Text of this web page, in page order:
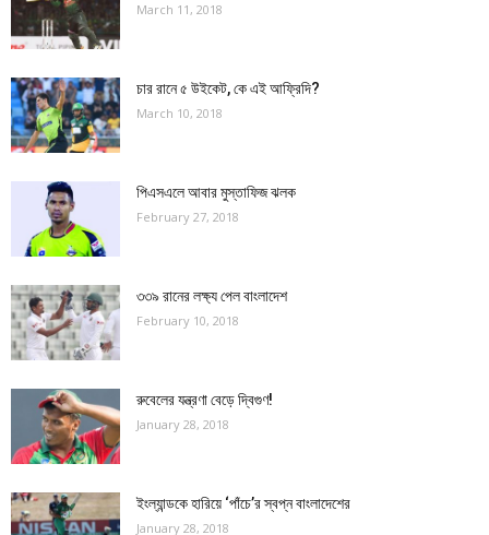
March 11, 2018
চার রানে ৫ উইকেট, কে এই আফ্রিদি?
March 10, 2018
পিএসএলে আবার মুস্তাফিজ ঝলক
February 27, 2018
৩৩৯ রানের লক্ষ্য পেল বাংলাদেশ
February 10, 2018
রুবেলের যন্ত্রণা বেড়ে দ্বিগুণ!
January 28, 2018
ইংল্যান্ডকে হারিয়ে ‘পাঁচে’র স্বপ্ন বাংলাদেশের
January 28, 2018